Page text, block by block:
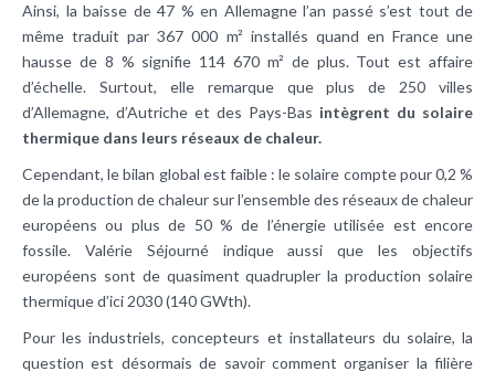
Ainsi, la baisse de 47 % en Allemagne l’an passé s’est tout de
même traduit par 367 000 m² installés quand en France une
hausse de 8 % signifie 114 670 m² de plus. Tout est affaire
d’échelle. Surtout, elle remarque que plus de 250 villes
d’Allemagne, d’Autriche et des Pays-Bas intègrent du solaire
thermique dans leurs réseaux de chaleur.
Cependant, le bilan global est faible : le solaire compte pour 0,2 %
de la production de chaleur sur l’ensemble des réseaux de chaleur
européens ou plus de 50 % de l’énergie utilisée est encore
fossile. Valérie Séjourné indique aussi que les objectifs
européens sont de quasiment quadrupler la production solaire
thermique d’ici 2030 (140 GWth).
Pour les industriels, concepteurs et installateurs du solaire, la
question est désormais de savoir comment organiser la filière